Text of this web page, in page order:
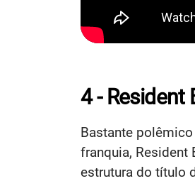
4 - Resident
Bastante
franquia, Resident
estrutura do título